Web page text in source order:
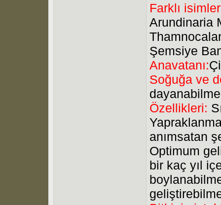
Farklı
Arundinaria
Şemsiye
Anavatanı:
Soğuğa ve
Özellikleri:
anımsatan
Optimum
bir kaç yıl